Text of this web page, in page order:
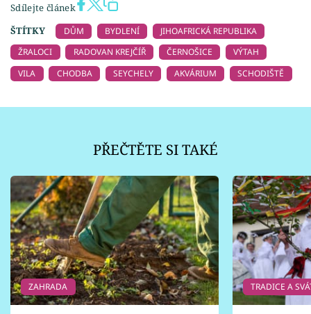
Sdílejte článek
ŠTÍTKY
DŮM BYDLENÍ
JIHOAFRICKÁ REPUBLIKA
ŽRALOCI
RADOVAN KREJČÍŘ ČERNOŠICE
VÝTAH
VILA
CHODBA SEYCHELY AKVÁRIUM SCHODIŠTĚ
PŘEČTĚTE SI TAKÉ
ZAHRADA TRADICE A